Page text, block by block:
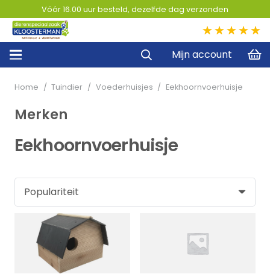
Vóór 16.00 uur besteld, dezelfde dag verzonden
Mijn account
Home / Tuindier / Voederhuisjes / Eekhoornvoerhuisje
Eekhoornvoerhuisje
Merken